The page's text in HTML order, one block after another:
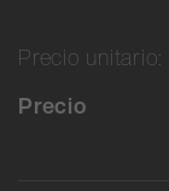
Precio unitario:
Precio